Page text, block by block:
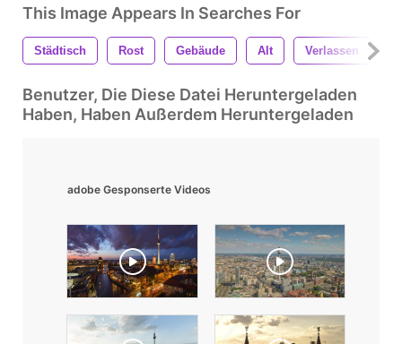
This Image Appears In Searches For
Städtisch Rost Gebäude Alt Verlassen
Benutzer, Die Diese Datei Heruntergeladen
Haben, Haben Außerdem Heruntergeladen
adobe Gesponserte Videos